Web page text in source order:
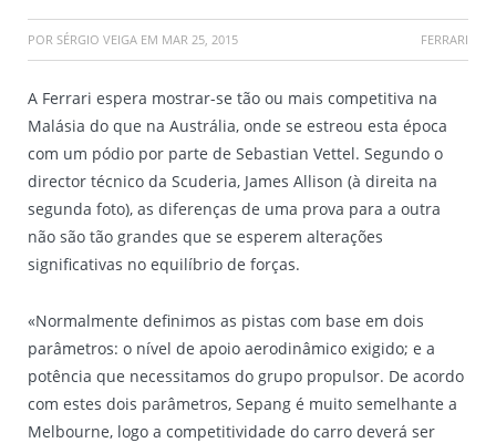
POR SÉRGIO VEIGA EM MAR 25, 2015 FERRARI
A Ferrari espera mostrar-se tão ou mais competitiva na
Malásia do que na Austrália, onde se estreou esta época
com um pódio por parte de Sebastian Vettel. Segundo o
director técnico da Scuderia, James Allison (à direita na
segunda foto), as diferenças de uma prova para a outra
não são tão grandes que se esperem alterações
significativas no equilíbrio de forças.
«Normalmente definimos as pistas com base em dois
parâmetros: o nível de apoio aerodinâmico exigido; e a
potência que necessitamos do grupo propulsor. De acordo
com estes dois parâmetros, Sepang é muito semelhante a
Melbourne, logo a competitividade do carro deverá ser